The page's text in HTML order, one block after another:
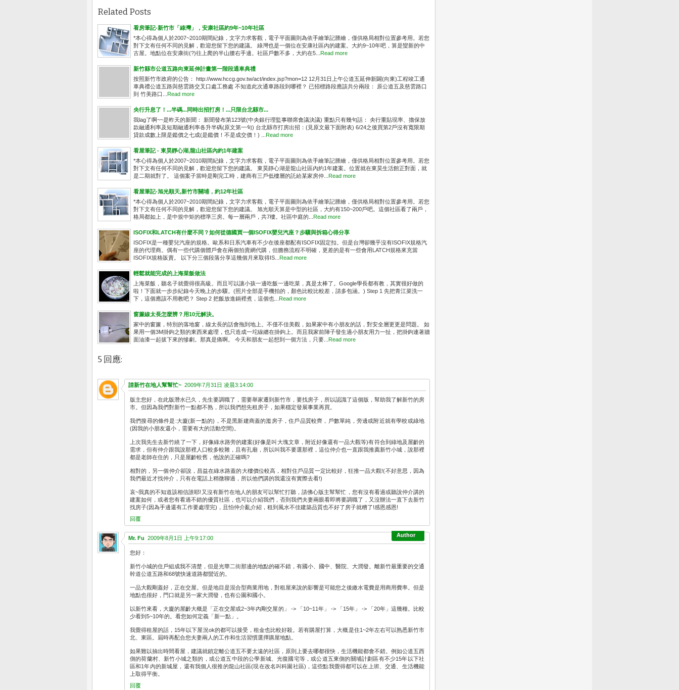
Related Posts
看房筆記-新竹市「綠灣」，安康社區約9年~10年社區
*本心得為個人於2007~2010期間紀錄，文字力求客觀，電子平面圖則為依手繪筆記謄繪，僅供格局相對位置參考用。若您
對下文有任何不同的見解，歡迎您留下您的建議。 綠灣也是一個位在安康社區內的建案。大約9~10年吧，算是蠻新的中
古屋。地點位在安康街(?)往上爬的半山腰右手邊。社區戶數不多，大約在5...
Read more
新竹縣市公道五路向東延伸計畫第一階段通車典禮
按照新竹市政府的公告： http://www.hccg.gov.tw/act/index.jsp?mon=12 12月31日上午公道五延伸新闢(向東)工程竣工通
車典禮公道五路與慈雲路交叉口處工務處 不知道此次通車路段到哪裡？ 已招標路段應該共分兩段： 原公道五及慈雲路口
到 竹美路口...
Read more
央行升息了！...半碼...同時出招打房！...只限台北縣市...
我lag了啊~~是昨天的新聞： 新聞發布第123號(中央銀行理監事聯席會議決議) 重點只有幾句話： 央行重貼現率、擔保放
款融通利率及短期融通利率各升半碼(原文第一句) 台北縣市打房出招：(見原文最下面附表) 6/24之後買第2戶沒有寬限期
貸款成數上限是鑑價之七成(是鑑價！不是成交價！) ...
Read more
看屋筆記 - 東昊靜心湖,龍山社區內約1年建案
*本心得為個人於2007~2010期間紀錄，文字力求客觀，電子平面圖則為依手繪筆記謄繪，僅供格局相對位置參考用。若您
對下文有任何不同的見解，歡迎您留下您的建議。 東昊靜心湖是龍山社區內約1年建案。位置就在東昊生活館正對面，就
是二期就對了。 這個案子當時是剛完工時，建商有三戶低樓層的託給某家房仲...
Read more
看屋筆記-旭光順天,新竹市關埔，約12年社區
*本心得為個人於2007~2010期間紀錄，文字力求客觀，電子平面圖則為依手繪筆記謄繪，僅供格局相對位置參考用。若您
對下文有任何不同的見解，歡迎您留下您的建議。 旭光順天算是中型的社區，大約有150~200戶吧。這個社區看了兩戶，
格局都如上，是中規中矩的標準三房。每一層兩戶，共7樓。社區中庭的...
Read more
ISOFIX和LATCH有什麼不同？如何從德國買一個ISOFIX嬰兒汽座？步驟與拆箱心得分享
ISOFIX是一種嬰兒汽座的規格。歐系和日系汽車有不少在後座都配有ISOFIX固定扣。但是台灣卻幾乎沒有ISOFIX規格汽
座的代理商。偶有一些代購個體戶會在兩個拍賣網代購，但膽務流程不明確，更差的是有一些會用LATCH規格來充當
ISOFIX規格販賣。 以下分三個段落分享這幾個月來取得IS...
Read more
輕鬆就能完成的上海菜飯做法
上海菜飯，聽名子就覺得很高級。而且可以讓小孩一邊吃飯一邊吃菜，真是太棒了。Google學長都有教，其實很好做的
啦！下面就一步步紀錄今天晚上的步驟。(照片全部是手機拍的，顏色比較比較差，請多包涵。) Step 1 先把青江菜洗一
下，這個應該不用教吧？ Step 2 把飯放進鍋裡煮，這個也...
Read more
窗簾線太長怎麼辨？用10元解決。
家中的窗簾，特別的落地窗，線太長的話會拖到地上。不僅不佳美觀，如果家中有小朋友的話，對安全層更更是問題。 如
果用一個3M掛鉤之類的東西來處理，也只造成一坨線纏在掛鉤上。而且我家前陣子發生過小朋友用力一扯，把掛鉤連著牆
面油漆一起拔下來的慘劇。那真是痛啊。 今天和朋友一起想到一個方法，只要...
Read more
5 回應:
請新竹在地人幫幫忙~ 2009年7月31日 凌晨3:14:00
版主您好，在此版潛水已久，先生要調職了，需要舉家遷到新竹市，要找房子，所以認識了這個版，幫助我了解新竹的房
市。但因為我們對新竹一點都不熟，所以我們想先租房子，如果穩定發展事業再買。
我們搜尋的條件是:大廈(新一點的)，不是黑新建商蓋的濫房子，住戶品質較齊，戶數單純，旁邊或附近就有學校或綠地
(因我的小朋友還小，需要有大的活動空間)。
上次我先生去新竹繞了一下，好像綠水路旁的建案(好像是叫大塊文章，附近好像還有一品大觀等)有符合到綠地及屋齡的
需求，但有仲介跟我說那裡人口較多較雜，且有孔廟，所以叫我不要選那裡，這位仲介也一直跟我推薦新竹小城，說那裡
都是老師在住的，只是屋齡較舊，他說的正確嗎?
相對的，另一個仲介卻說，昌益在綠水路蓋的大樓價位較高，相對住戶品質一定比較好，狂推一品大觀!(不好意思，因為
我們最近才找仲介，只有在電話上稍微聊過，所以他們講的我還沒有實際去看!)
哀~我真的不知道該相信誰耶!又沒有新竹在地人的朋友可以幫忙打聽，請佛心版主幫幫忙，您有沒有看過或聽說仲介講的
建案如何，或者您有看過不錯的優質社區，也可以介紹我們，否則我們夫妻兩眼看即將要調職了，又沒辦法一直下去新竹
找房子(因為手邊還有工作要處理完)，且怕仲介亂介紹，租到風水不佳建築品質也不好了房子就糟了!感恩感恩!
回覆
Mr. Fu 2009年8月1日 上午9:17:00
您好：
新竹小城的住戶組成我不清楚，但是光華二街那邊的地點的確不錯，有國小、國中、醫院、大潤發。離新竹最重要的交通
幹道公道五路和68號快速道路都蠻近的。
一品大觀剛蓋好，正在交屋。但是地目是混合型商業用地，對租屋來說的影響是可能您之後繳水電費是用商用費率。但是
地點也很好，門口就是另一家大潤發，也有公園和國小。
以新竹來看，大廈的屋齡大概是「正在交屋或2~3年內剛交屋的」 -> 「10~11年」 -> 「15年」 -> 「20年」這幾種。比較
少看到5~10年的。看您如何定義「新一點」。
我覺得租屋的話，15年以下屋況ok的都可以接受，租金也比較好殺。若有購屋打算，大概是住1~2年左右可以熟悉新竹市
北、東區。屆時再配合您夫妻兩人的工作和生活習慣選擇購屋地點。
如果難以抽出時間看屋，建議就鎖定離公道五不要太遠的社區，原則上要去哪都很快，生活機能都會不錯。例如公道五西
側的荷蘭村、新竹小城之類的，或公道五中段的公學新城、光復國宅等，或公道五東側的關埔計劃區有不少15年以下社
區和1年內的新城屋，還有我個人很推的龍山社區(現在改名叫科園社區)，這些點我覺得都可以在上班、交通、生活機能
上取得平衡。
回覆